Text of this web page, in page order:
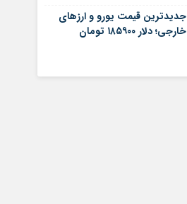
جدیدترین قیمت یورو و ارزهای
خارجی؛ دلار ۱۸۵۹۰۰ تومان